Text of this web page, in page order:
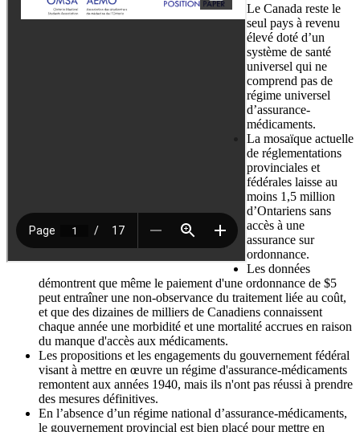
Le Canada reste le
seul pays à revenu
élevé doté d’un
système de santé
universel qui ne
comprend pas de
régime universel
d’assurance-
médicaments.
La mosaïque actuelle
de réglementations
provinciales et
fédérales laisse au
moins 1,5 million
d’Ontariens sans
accès à une
assurance sur
ordonnance.
Les données
démontrent que même le paiement d'une ordonnance de $5
peut entraîner une non-observance du traitement liée au coût,
et que des dizaines de milliers de Canadiens connaissent
chaque année une morbidité et une mortalité accrues en raison
du manque d'accès aux médicaments.
Les propositions et les engagements du gouvernement fédéral
visant à mettre en œuvre un régime d'assurance-médicaments
remontent aux années 1940, mais ils n'ont pas réussi à prendre
des mesures définitives.
En l’absence d’un régime national d’assurance-médicaments,
le gouvernement provincial est bien placé pour mettre en